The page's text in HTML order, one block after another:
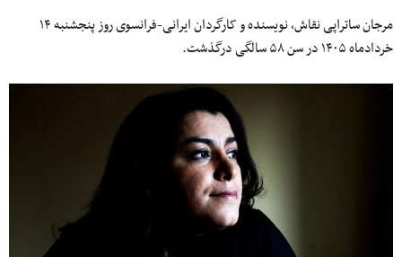
مرجان ساتراپی نقاش، نویسنده و کارگردان ایرانی-فرانسوی روز پنجشنبه ۱۴
خردادماه ۱۴۰۵ در سن ۵۸ سالگی درگذشت.